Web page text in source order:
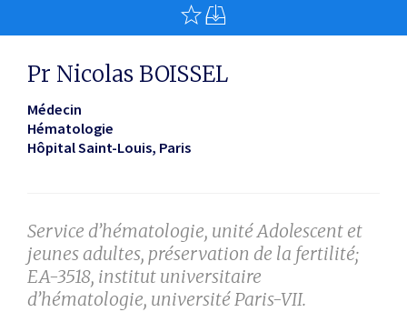
Pr Nicolas BOISSEL
Médecin
Hématologie
Hôpital Saint-Louis Paris
Service d’hématologie, unité Adolescent et
jeunes adultes, préservation de la fertilité;
EA-3518, institut universitaire
d’hématologie, université Paris-VII.